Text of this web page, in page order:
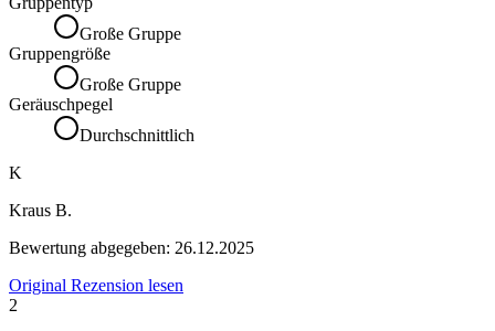
Große Gruppe
Gruppengröße
Große Gruppe
Geräuschpegel
Durchschnittlich
K
Kraus B.
Bewertung abgegeben: 26.12.2025
Original Rezension lesen
2